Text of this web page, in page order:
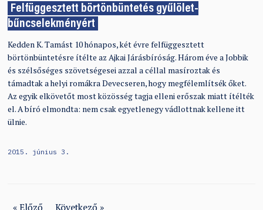
Felfüggesztett börtönbüntetés gyűlölet-
bűncselekményért
Kedden K. Tamást 10 hónapos, két évre felfüggesztett
börtönbüntetésre ítélte az Ajkai Járásbíróság. Három éve a Jobbik
és szélsőséges szövetségesei azzal a céllal masíroztak és
támadtak a helyi romákra Devecseren, hogy megfélemlítsék őket.
Az egyik elkövetőt most közösség tagja elleni erőszak miatt ítélték
el. A bíró elmondta: nem csak egyetlenegy vádlottnak kellene itt
ülnie.
2015. június 3.
« Előző Következő »